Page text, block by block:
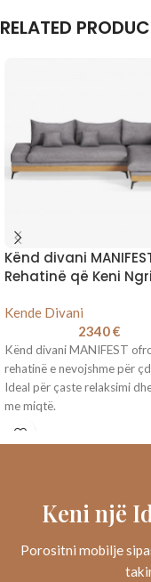
RELATED
Kënd divani
Rehatinë që Keni
Kende Divani
2340€
Kënd divani MANIFEST
rehatinë e nevojshme për
Ideal për çaste relaksimi
me miqtë.
Keni një
Porositni mobilje